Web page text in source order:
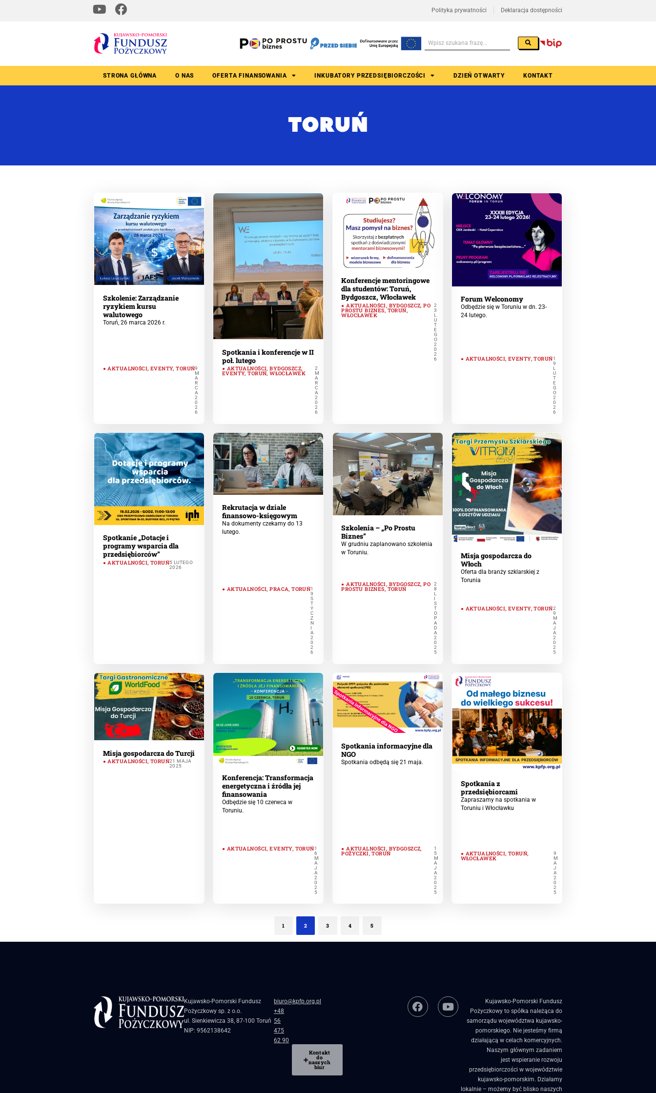
Polityka prywatności Deklaracja dostępności
STRONA GŁÓWNA O NAS OFERTA FINANSOWANIA INKUBATORY PRZEDSIĘBIORCZOŚCI DZIEŃ OTWARTY KONTAKT
TORUŃ
Szkolenie: Zarządzanie
ryzykiem kursu
walutowego
Toruń, 26 marca 2026 r.
AKTUALNOŚCI, EVENTY,TORUŃ9
M
A
R
C
A
2
0
2
6
Spotkania i konferencje w II
poł. lutego
AKTUALNOŚCI,BYDGOSZCZ,
EVENTY,TORUŃ,WŁOCŁAWEK
2
M
A
R
C
A
2
0
2
6
Konferencje mentoringowe
dla studentów: Toruń,
Bydgoszcz, Włocławek
AKTUALNOŚCI, BYDGOSZCZ,PO
PROSTU BIZNES,TORUŃ,
WŁOCŁAWEK
2
3
L
U
T
E
G
O
2
0
2
6
Forum Welconomy
Odbędzie się w Toruniu w dn. 23-
24 lutego.
AKTUALNOŚCI,EVENTY,TORUŃ1
9
L
U
T
E
G
O
2
0
2
6
Spotkanie „Dotacje i
programy wsparcia dla
przedsiębiorców”
AKTUALNOŚCI, TORUŃ5 LUTEGO
2026
Rekrutacja w dziale
finansowo-księgowym
Na dokumenty czekamy do 13
lutego.
AKTUALNOŚCI,PRACA,TORUŃ1
9
S
T
Y
C
Z
N
I
A
2
0
2
6
Szkolenia – „Po Prostu
Biznes”
W grudniu zaplanowano szkolenia
w Toruniu.
AKTUALNOŚCI, BYDGOSZCZ,PO
PROSTU BIZNES,TORUŃ
2
8
L
I
S
T
O
P
A
D
A
2
0
2
5
Misja gospodarcza do
Włoch
Oferta dla branży szklarskiej z
Torunia
AKTUALNOŚCI,EVENTY,TORUŃ2
9
M
A
J
A
2
0
2
5
Misja gospodarcza do Turcji
AKTUALNOŚCI, TORUŃ21 MAJA
2025
Konferencja: Transformacja
energetyczna i źródła jej
finansowania
Odbędzie się 10 czerwca w
Toruniu.
AKTUALNOŚCI,EVENTY, TORUŃ1
6
M
A
J
A
2
0
2
5
Spotkania informacyjne dla
NGO
Spotkania odbędą się 21 maja.
AKTUALNOŚCI, BYDGOSZCZ,
POŻYCZKI,TORUŃ
1
5
M
A
J
A
2
0
2
5
Spotkania z
przedsiębiorcami
Zapraszamy na spotkania w
Toruniu i Włocławku
AKTUALNOŚCI,TORUŃ,
WŁOCŁAWEK
9
M
A
J
A
2
0
2
5
1 2 3 4 5
Kujawsko-Pomorski Fundusz
Pożyczkowy sp. z o.o.
ul. Sienkiewicza 38, 87-100 Toruń
NIP: 9562138642
biuro@kpfp.org.pl
+48
56
475
62 90
Kontakt
do
naszych
biur
Kujawsko-Pomorski Fundusz
Pożyczkowy to spółka należąca do
samorządu województwa kujawsko-
pomorskiego. Nie jesteśmy firmą
działającą w celach komercyjnych.
Naszym głównym zadaniem
jest wspieranie rozwoju
przedsiębiorczości w województwie
kujawsko-pomorskim. Działamy
lokalnie – możemy być blisko naszych